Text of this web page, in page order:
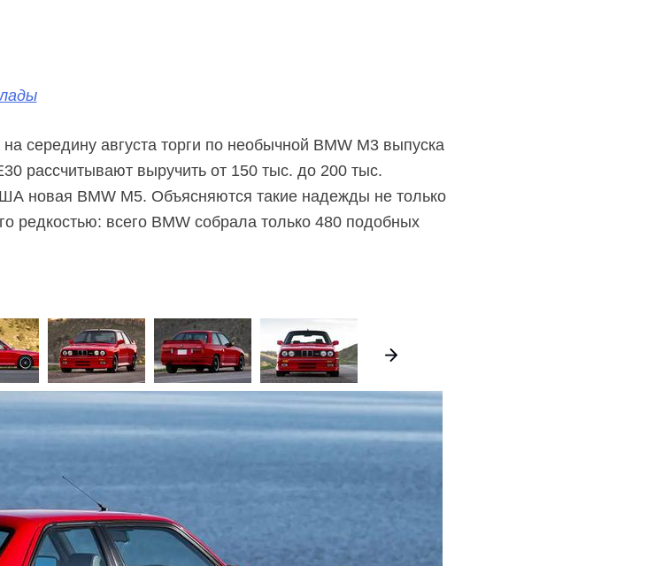
середину августа торги по необычной BMW M3 выпуска
рассчитывают выручить от 150 тыс. до 200 тыс.
новая BMW M5. Объясняются такие надежды не только
редкостью: всего BMW собрала только 480 подобных